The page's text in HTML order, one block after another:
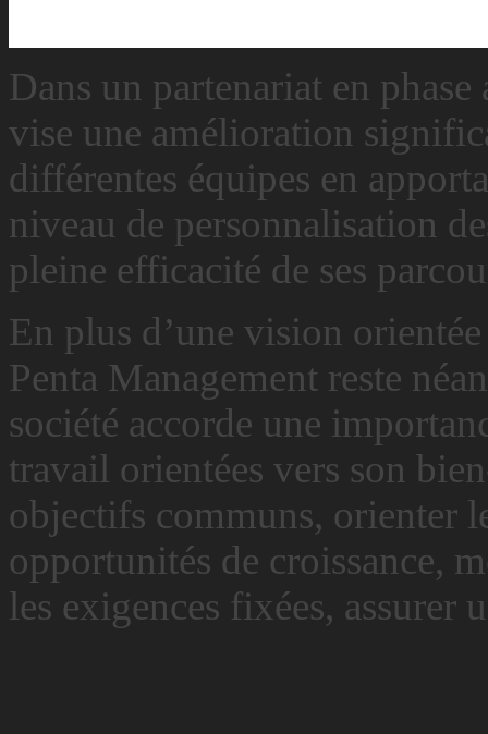
Dans un partenariat en
vise une amélioration
différentes équipes en
niveau de personnalisation
pleine efficacité de ses
En plus d’une vision
Penta Management reste
société accorde une
travail orientées vers son
objectifs communs, orienter
opportunités de croissance,
les exigences fixées, assurer